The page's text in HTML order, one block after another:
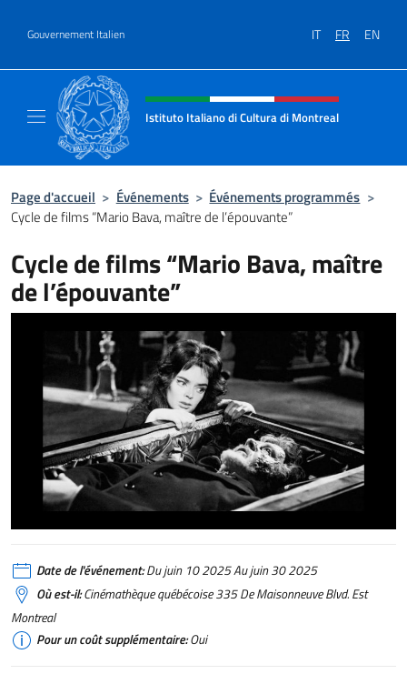
Gouvernement Italien IT FR EN
Site Web, social et en-tête de
Istituto Italiano di Cultura di Montreal
Page d'accueil > Événements > Événements programmés >
Cycle de films “Mario Bava, maître de l’épouvante”
Cycle de films “Mario Bava, maître
de l’épouvante”
Date de l'événement:Du juin 10 2025 Au juin 30 2025
Où est-il:Cinémathèque québécoise 335 De Maisonneuve Blvd. Est
Montreal
Pour un coût supplémentaire:Oui